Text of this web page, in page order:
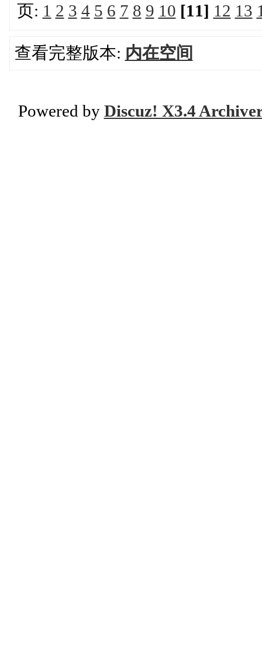
页: 1 2 3 4 5 6 7 8 9 10 [11] 12 13
查看完整版本: 内在空间
Powered by Discuz! X3.4